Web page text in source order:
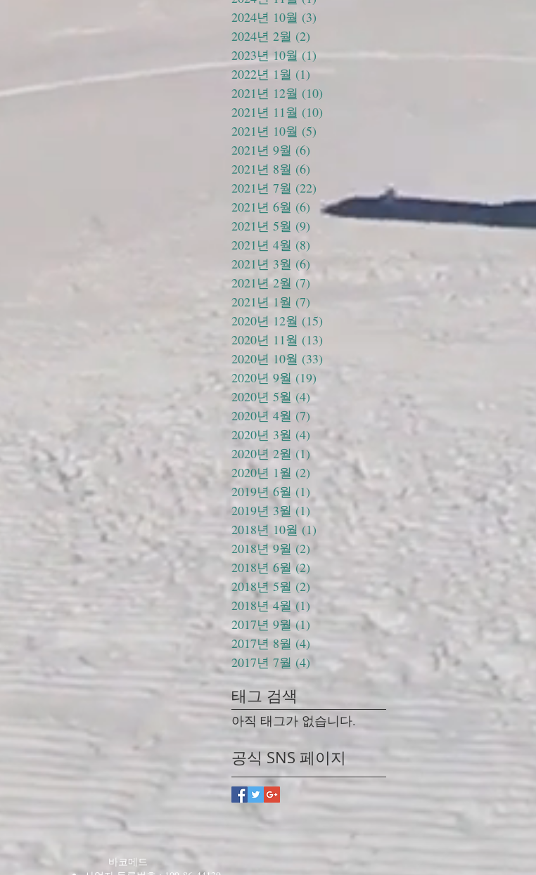
2024년 10월 (3)
2024년 2월 (2)
2023년 10월 (1)
2022년 1월 (1)
2021년 12월 (10)
2021년 11월 (10)
2021년 10월 (5)
2021년 9월 (6)
2021년 8월 (6)
2021년 7월 (22) 게시물 22개
2021년 6월 (6) 게시물 6개
2021년 5월 (9) 게시물 9개
2021년 4월 (8)
2021년 3월 (6)
2021년 2월 (7) 게시물 7개
2021년 1월 (7)
2020년 12월 (15)
2020년 11월 (13)
2020년 10월 (33)
2020년 9월 (19)
2020년 5월 (4)게시물 4개
2020년 4월 (7)
2020년 3월 (4) 게시물 4개
2020년 2월 (1)게시물 1개
2020년 1월 (2) 게시물 2개
2019년 6월 (1) 게시물 1개
2019년 3월 (1) 게시물 1개
2018년 10월 (1)
2018년 9월 (2) 게시물 2개
2018년 6월 (2)게시물 2개
2018년 5월 (2) 게시물 2개
2018년 4월 (1) 게시물 1개
2017년 9월 (1) 게시물 1개
2017년 8월 (4)
2017년 7월 (4) 게시물 4개
태그 검색
아직 태그가 없습니다.
공식 SNS 페이지
바코메드